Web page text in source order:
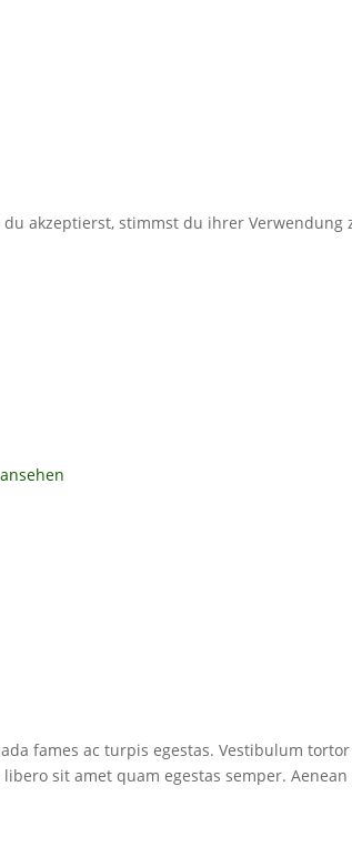
akzeptierst, stimmst du ihrer Verwendung
fames ac turpis egestas. Vestibulum tortor
sit amet quam egestas semper. Aenean